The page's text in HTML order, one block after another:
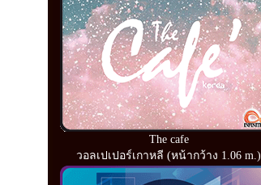
The cafe
วอลเปเปอร์เกาหลี (หน้ากว้าง 1.06 m.)